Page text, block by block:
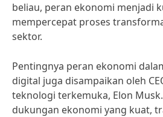
beliau, peran ekonomi menjadi
mempercepat proses
sektor.
Pentingnya peran ekonomi
digital juga disampaikan oleh
teknologi terkemuka, Elon
dukungan ekonomi yang kuat,